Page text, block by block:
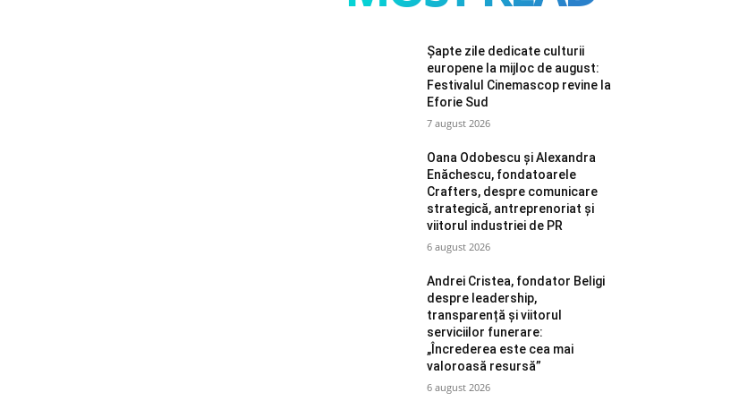
Șapte zile dedicate culturii
europene la mijloc de august:
Festivalul Cinemascop revine la
Eforie Sud
7 august 2026
Oana Odobescu și Alexandra
Enăchescu, fondatoarele
Crafters, despre comunicare
strategică, antreprenoriat și
viitorul industriei de PR
6 august 2026
Andrei Cristea, fondator Beligi
despre leadership,
transparență și viitorul
serviciilor funerare:
„Încrederea este cea mai
valoroasă resursă”
6 august 2026